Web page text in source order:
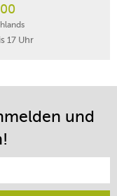
17 Uhr
und